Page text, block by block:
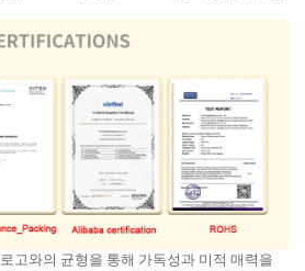
고와의 균형을 통해 가독성과 미적 매력을